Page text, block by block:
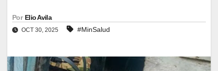
Por Elio Avila
OCT 30, 2025 #MinSalud